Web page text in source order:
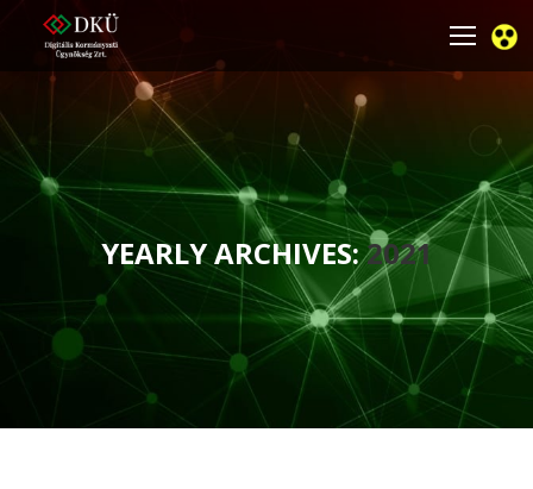
YEARLY ARCHIVES:2021
You are here: